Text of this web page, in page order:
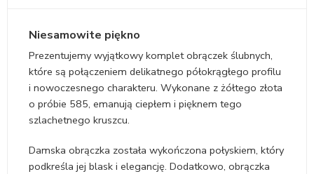
Niesamowite piękno
Prezentujemy wyjątkowy komplet obrączek ślubnych,
które są połączeniem delikatnego półokrągłego profilu
i nowoczesnego charakteru. Wykonane z żółtego złota
o próbie 585, emanują ciepłem i pięknem tego
szlachetnego kruszcu.
Damska obrączka została wykończona połyskiem, który
podkreśla jej blask i elegancję. Dodatkowo, obrączka